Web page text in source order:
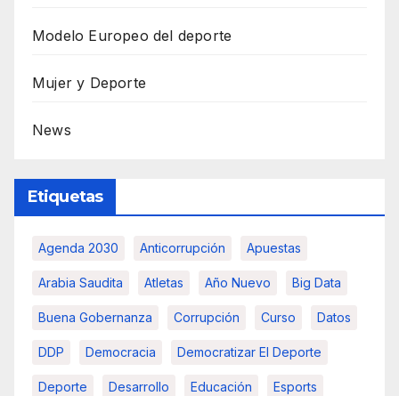
Modelo Europeo del deporte
Mujer y Deporte
News
Etiquetas
Agenda 2030 Anticorrupción Apuestas
Arabia Saudita Atletas Año Nuevo Big Data
Buena Gobernanza Corrupción Curso Datos
DDP Democracia Democratizar El Deporte
Deporte Desarrollo Educación Esports